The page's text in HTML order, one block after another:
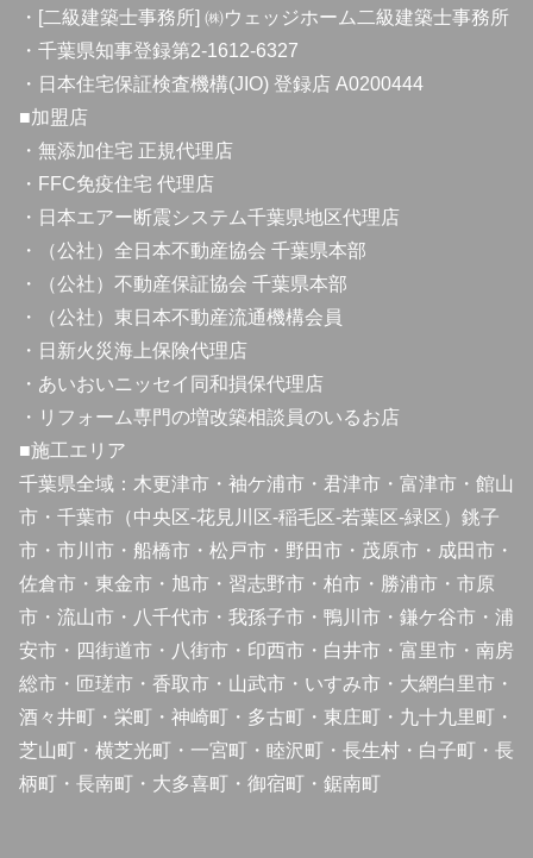
・[二級建築士事務所] ㈱ウェッジホーム二級建築士事務所
・千葉県知事登録第2-1612-6327
・日本住宅保証検査機構(JIO) 登録店 A0200444
■加盟店
・無添加住宅 正規代理店
・FFC免疫住宅 代理店
・日本エアー断震システム千葉県地区代理店
・（公社）全日本不動産協会 千葉県本部
・（公社）不動産保証協会 千葉県本部
・（公社）東日本不動産流通機構会員
・日新火災海上保険代理店
・あいおいニッセイ同和損保代理店
・リフォーム専門の増改築相談員のいるお店
■施工エリア
千葉県全域：木更津市・袖ケ浦市・君津市・富津市・館山
市・千葉市（中央区-花見川区-稲毛区-若葉区-緑区）銚子
市・市川市・船橋市・松戸市・野田市・茂原市・成田市・
佐倉市・東金市・旭市・習志野市・柏市・勝浦市・市原
市・流山市・八千代市・我孫子市・鴨川市・鎌ケ谷市・浦
安市・四街道市・八街市・印西市・白井市・富里市・南房
総市・匝瑳市・香取市・山武市・いすみ市・大網白里市・
酒々井町・栄町・神崎町・多古町・東庄町・九十九里町・
芝山町・横芝光町・一宮町・睦沢町・長生村・白子町・長
柄町・長南町・大多喜町・御宿町・鋸南町